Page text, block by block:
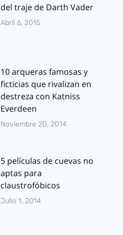
del traje de Darth Vader
Abril 6, 2015
10 arqueras famosas y
ficticias que rivalizan en
destreza con Katniss
Everdeen
Noviembre 20, 2014
5 películas de cuevas no
aptas para
claustrofóbicos
Julio 1, 2014